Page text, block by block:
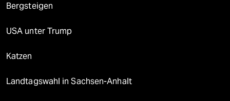
Bergsteigen
USA unter Trump
Katzen
Landtagswahl in Sachsen-Anhalt